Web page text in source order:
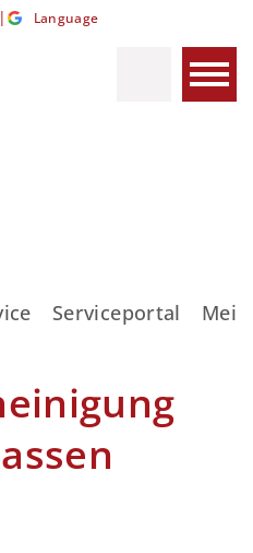
| Language
Serviceportal